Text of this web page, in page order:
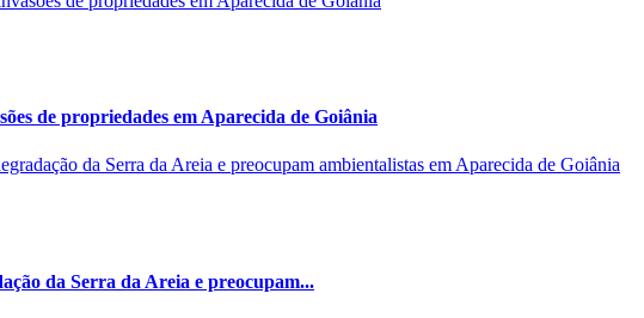
de propriedades em Aparecida de Goiânia
da Serra da Areia e preocupam...